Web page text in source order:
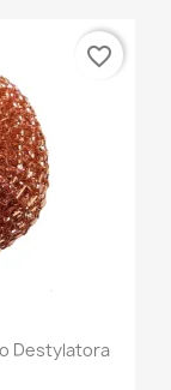
Destylatora
favorite_border